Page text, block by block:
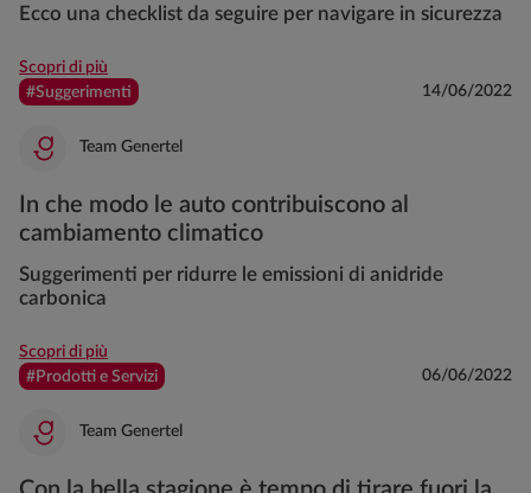
Ecco una checklist da seguire per navigare in sicurezza
Scopri di più
#Suggerimenti
14/06/2022
Team Genertel
In che modo le auto contribuiscono al
cambiamento climatico
Suggerimenti per ridurre le emissioni di anidride
carbonica
Scopri di più
#Prodotti e Servizi
06/06/2022
Team Genertel